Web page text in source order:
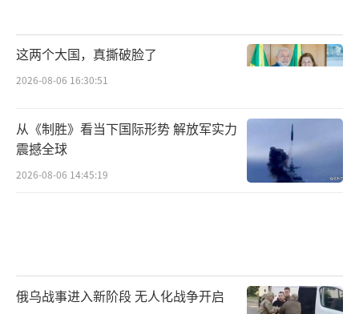
这两个大国，真撕破脸了
2026-08-06 16:30:51
从《制胜》看当下国际形势 解放军实力
震撼全球
2026-08-06 14:45:19
俄乌战事进入新阶段 无人化战争开启